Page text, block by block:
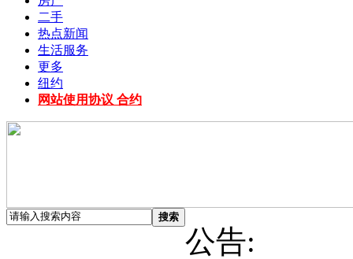
二手
热点新闻
生活服务
更多
纽约
网站使用协议 合约
搜索
公告: